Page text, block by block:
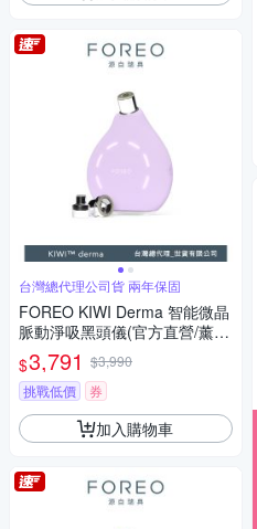
台灣總代理公司貨 兩年保固
FOREO KIWI Derma 智能微晶
脈動淨吸黑頭儀(官方直營/薰衣
紫/粉刺機)
$3,791 $3,990
挑戰低價
券
加入購物車